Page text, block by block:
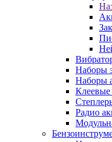
Наборы
Наборы
Клеевые
Радио